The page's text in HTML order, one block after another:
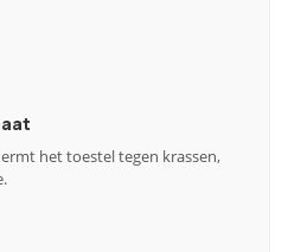
het toestel tegen krassen,